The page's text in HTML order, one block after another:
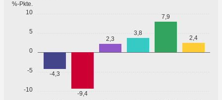
-10
-5
0
5
10
%-Pkte.
-4,3
-9,4
2,3
3,8
7,9
2,4